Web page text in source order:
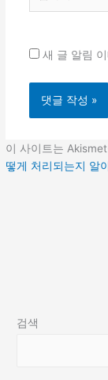
새 글 알림
이 사이트는
떻게 처리되는지 알
검색